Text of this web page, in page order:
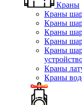
Краны
Краны
Краны
Краны
Краны
Краны
Краны
Краны